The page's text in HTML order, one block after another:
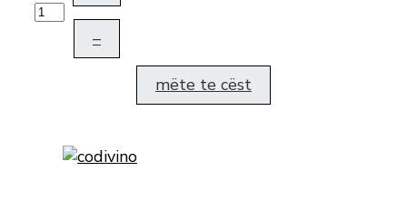
–
mëte te cëst